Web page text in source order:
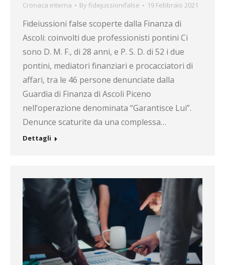
Cronaca interna By fidejussionifalse 19 Febbraio 2021
Fideiussioni false scoperte dalla Finanza di
Ascoli: coinvolti due professionisti pontini Ci
sono D. M. F., di 28 anni, e P. S. D. di 52 i due
pontini, mediatori finanziari e procacciatori di
affari, tra le 46 persone denunciate dalla
Guardia di Finanza di Ascoli Piceno
nell’operazione denominata “Garantisce Lui”.
Denunce scaturite da una complessa…
Dettagli